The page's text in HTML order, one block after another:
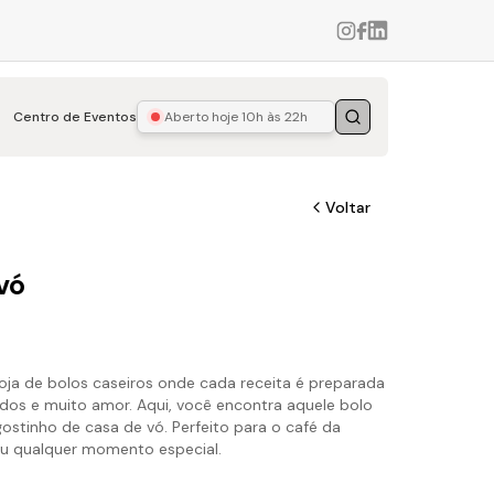
Centro de Eventos Aberto hoje10h às 22h Buscar
Voltar
de bolos caseiros onde cada receita é preparada
e muito amor. Aqui, você encontra aquele bolo
de casa de vó. Perfeito para o café da
qualquer momento especial.